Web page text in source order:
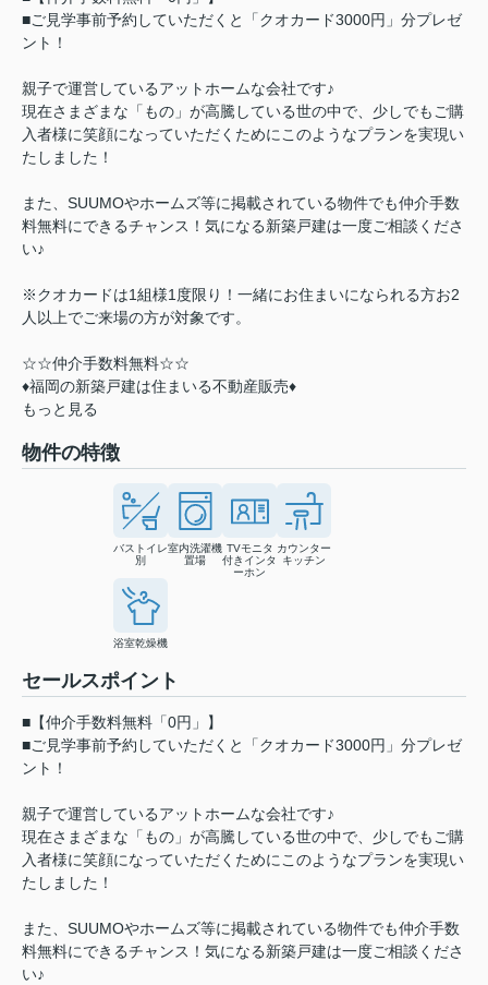
■ご見学事前予約していただくと「クオカード3000円」分プレゼ
ント！
親子で運営しているアットホームな会社です♪
現在さまざまな「もの」が高騰している世の中で、少しでもご購
入者様に笑顔になっていただくためにこのようなプランを実現い
たしました！
また、SUUMOやホームズ等に掲載されている物件でも仲介手数
料無料にできるチャンス！気になる新築戸建は一度ご相談くださ
い♪
※クオカードは1組様1度限り！一緒にお住まいになられる方お2
人以上でご来場の方が対象です。
☆☆仲介手数料無料☆☆
♦福岡の新築戸建は住まいる不動産販売♦
もっと見る
物件の特徴
バストイレ
別
室内洗濯機
置場
TVモニタ
付きインタ
ーホン
カウンター
キッチン
浴室乾燥機
セールスポイント
■【仲介手数料無料「0円」】
■ご見学事前予約していただくと「クオカード3000円」分プレゼ
ント！
親子で運営しているアットホームな会社です♪
現在さまざまな「もの」が高騰している世の中で、少しでもご購
入者様に笑顔になっていただくためにこのようなプランを実現い
たしました！
また、SUUMOやホームズ等に掲載されている物件でも仲介手数
料無料にできるチャンス！気になる新築戸建は一度ご相談くださ
い♪